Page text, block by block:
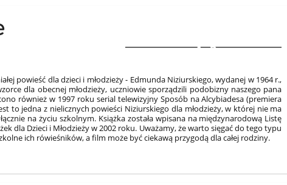
3
powieść dla dzieci i młodzieży - Edmunda Niziurskiego, wydanej w 1964 r.,
dla obecnej młodzieży, uczniowie sporządzili podobizny naszego pana
również w 1997 roku serial telewizyjny Sposób na Alcybiadesa (premiera
to jedna z nielicznych powieści Niziurskiego dla młodzieży, w której nie ma
na życiu szkolnym. Książka została wpisana na międzynarodową Listę
dla Dzieci i Młodzieży w 2002 roku. Uważamy, że warto sięgać do tego typu
ich rówieśników, a film może być ciekawą przygodą dla całej rodziny.